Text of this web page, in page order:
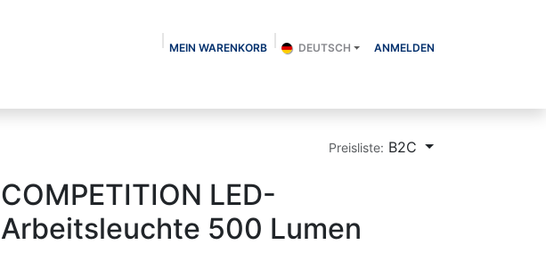
MEIN WARENKORB DEUTSCH ANMELDEN
Preisliste: B2C
COMPETITION LED-
Arbeitsleuchte 500 Lumen